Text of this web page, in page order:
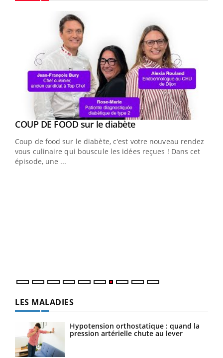
Youtube
COUP DE FOOD sur le diabèteYoutube
Coup de food sur le diabète, c'est votre nouveau rendez-
vous culinaire qui bouscule les idées reçues ! Dans cet
épisode, une ...
LES MALADIES
Hypotension orthostatique : quand la
pression artérielle chute au lever